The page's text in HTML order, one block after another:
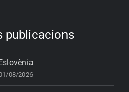
publicacions
08/2026